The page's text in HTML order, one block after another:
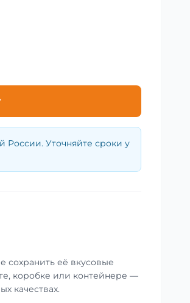
России. Уточняйте сроки у
сохранить её вкусовые
коробке или контейнере —
качествах.